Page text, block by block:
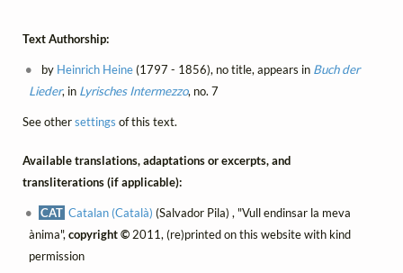
Text Authorship:
by Heinrich Heine(1797 - 1856), no title, appears in Buch der
Lieder, in Lyrisches Intermezzo, no. 7
See othersettings of this text.
Available translations, adaptations or excerpts, and
transliterations (if applicable):
CAT Catalan (Català) (Salvador Pila) , "Vull endinsar la meva
ànima", copyright ©2011, (re)printed on this website with kind
permission